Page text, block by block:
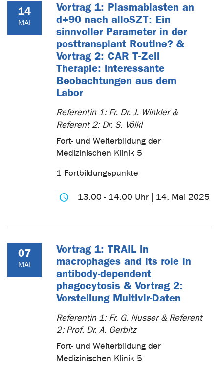
14
MAI
Vortrag 1: Plasmablasten an
d+90 nach alloSZT: Ein
sinnvoller Parameter in der
posttransplant Routine? &
Vortrag 2: CAR T-Zell
Therapie: interessante
Beobachtungen aus dem
Labor
Referentin 1: Fr. Dr. J. Winkler &
Referent 2: Dr. S. Völkl
Fort- und Weiterbildung der
Medizinischen Klinik 5
1 Fortbildungspunkte
13.00 - 14.00 Uhr | 14. Mai 2025
07
MAI
Vortrag 1: TRAIL in
macrophages and its role in
antibody-dependent
phagocytosis & Vortrag 2:
Vorstellung Multivir-Daten
Referentin 1: Fr. G. Nusser & Referent
2: Prof. Dr. A. Gerbitz
Fort- und Weiterbildung der
Medizinischen Klinik 5